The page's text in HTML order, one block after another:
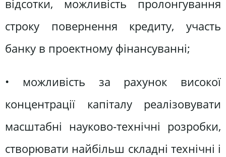
відсотки, можливість пролонгування
строку повернення кредиту, участь
банку в проектному фінансуванні;
• можливість за рахунок високої
концентрації капіталу реалізовувати
масштабні науково-технічні розробки,
створювати найбільш складні технічні і